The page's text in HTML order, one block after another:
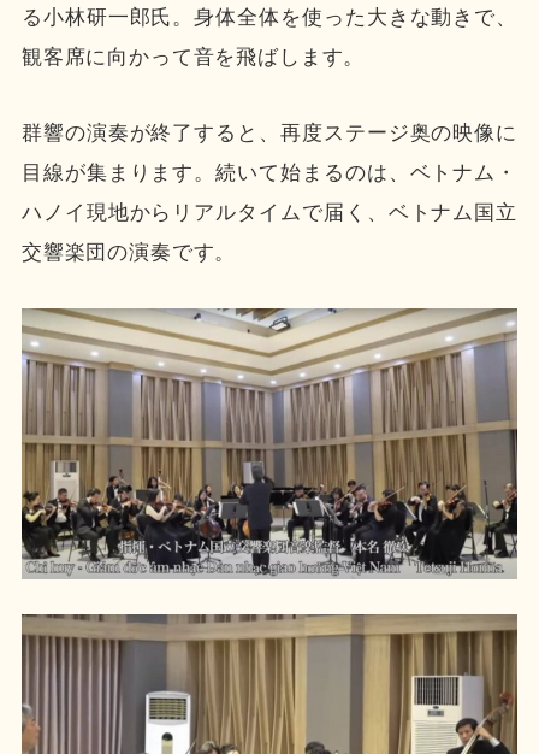
る小林研一郎氏。身体全体を使った大きな動きで、
観客席に向かって音を飛ばします。
群響の演奏が終了すると、再度ステージ奥の映像に
目線が集まります。続いて始まるのは、ベトナム・
ハノイ現地からリアルタイムで届く、ベトナム国立
交響楽団の演奏です。